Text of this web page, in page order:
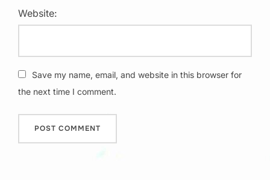
Website:
Save my name, email, and website in this browser for
the next time I comment.